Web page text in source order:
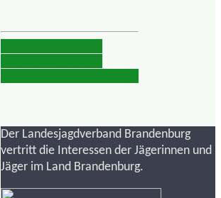
Der Landesjagdverband Brandenburg
vertritt die Interessen der Jägerinnen und
Jäger im Land Brandenburg.